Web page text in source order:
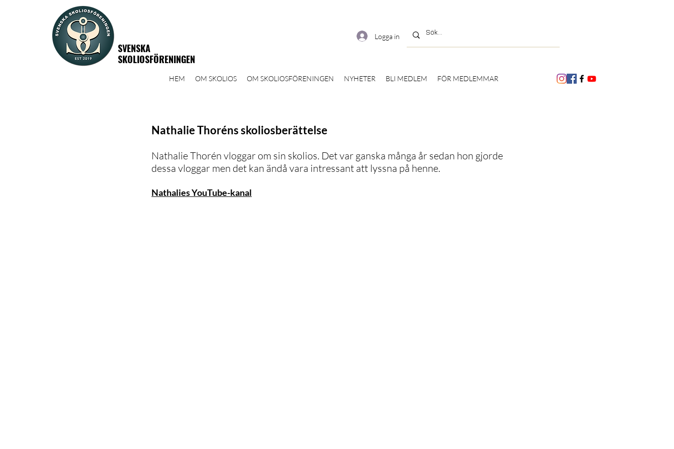
SVENSKA
SKOLIOSFÖRENINGEN
Logga in
HEM OM SKOLIOS OM SKOLIOSFÖRENINGEN NYHETER BLI MEDLEM FÖR MEDLEMMAR
Nathalie Thoréns skoliosberättelse
Nathalie Thorén vloggar om sin skolios. Det var ganska många år sedan hon gjorde
dessa vloggar men det kan ändå vara intressant att lyssna på henne.
Nathalies YouTube-kanal